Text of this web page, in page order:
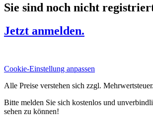
Sie sind noch nicht
Jetzt anmelden.
Cookie-Einstellung anpassen
Alle Preise verstehen sich zzgl. Mehrwertsteuer.
Bitte melden Sie sich kostenlos und
sehen zu können!